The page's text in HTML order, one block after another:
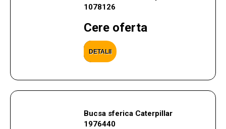
1078126
Cere oferta
DETALII
Bucsa sferica Caterpillar
1976440